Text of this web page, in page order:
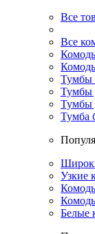
Все
Все
Тумбы
Тумбы
Тумбы
Тумба
Узкие
Белые